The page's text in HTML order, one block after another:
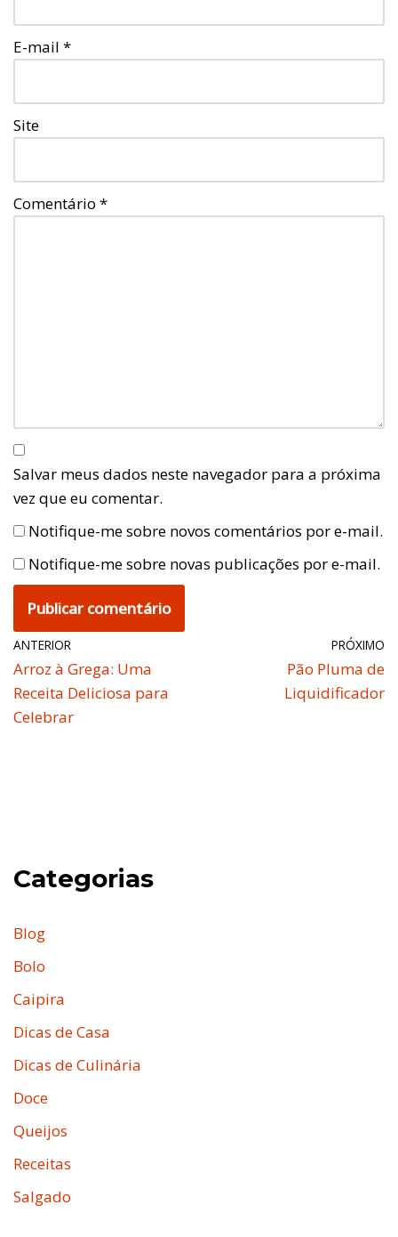
E-mail *
Site
Comentário *
Salvar meus dados neste navegador para a próxima
vez que eu comentar.
Notifique-me sobre novos comentários por e-mail.
Notifique-me sobre novas publicações por e-mail.
ANTERIOR
Arroz à Grega: Uma
Receita Deliciosa para
Celebrar
PRÓXIMO
Pão Pluma de
Liquidificador
Categorias
Blog
Bolo
Caipira
Dicas de Casa
Dicas de Culinária
Doce
Queijos
Receitas
Salgado